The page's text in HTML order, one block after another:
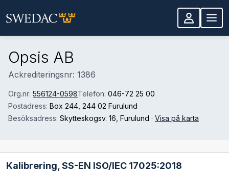
Opsis AB
Ackrediteringsnr: 1386
Org.nr: 556124-0598Telefon: 046-72 25 00
Postadress: Box 244 , 244 02 Furulund
Besöksadress: Skytteskogsv. 16 , Furulund · Visa på karta
Kalibrering, SS-EN ISO/IEC 17025:2018